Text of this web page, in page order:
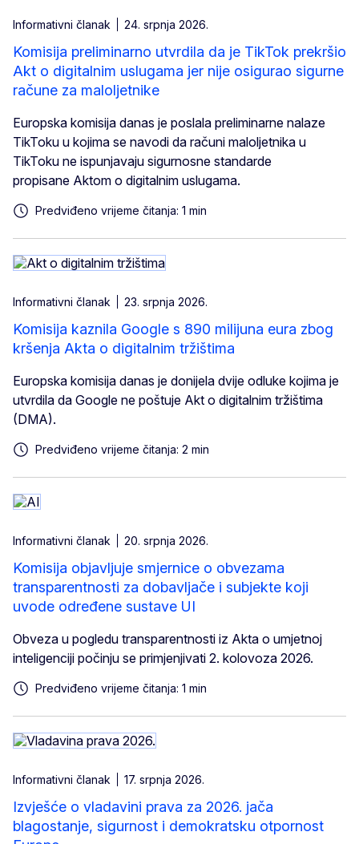
Informativni članak 24. srpnja 2026.
Komisija preliminarno utvrdila da je TikTok prekršio
Akt o digitalnim uslugama jer nije osigurao sigurne
račune za maloljetnike
Europska komisija danas je poslala preliminarne nalaze
TikToku u kojima se navodi da računi maloljetnika u
TikToku ne ispunjavaju sigurnosne standarde
propisane Aktom o digitalnim uslugama.
Predviđeno vrijeme čitanja: 1 min
Informativni članak 23. srpnja 2026.
Komisija kaznila Google s 890 milijuna eura zbog
kršenja Akta o digitalnim tržištima
Europska komisija danas je donijela dvije odluke kojima je
utvrdila da Google ne poštuje Akt o digitalnim tržištima
(DMA).
Predviđeno vrijeme čitanja: 2 min
Informativni članak 20. srpnja 2026.
Komisija objavljuje smjernice o obvezama
transparentnosti za dobavljače i subjekte koji
uvode određene sustave UI
Obveza u pogledu transparentnosti iz Akta o umjetnoj
inteligenciji počinju se primjenjivati 2. kolovoza 2026.
Predviđeno vrijeme čitanja: 1 min
Informativni članak 17. srpnja 2026.
Izvješće o vladavini prava za 2026. jača
blagostanje, sigurnost i demokratsku otpornost